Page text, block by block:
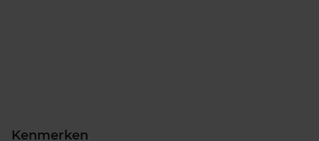
Kenmerken